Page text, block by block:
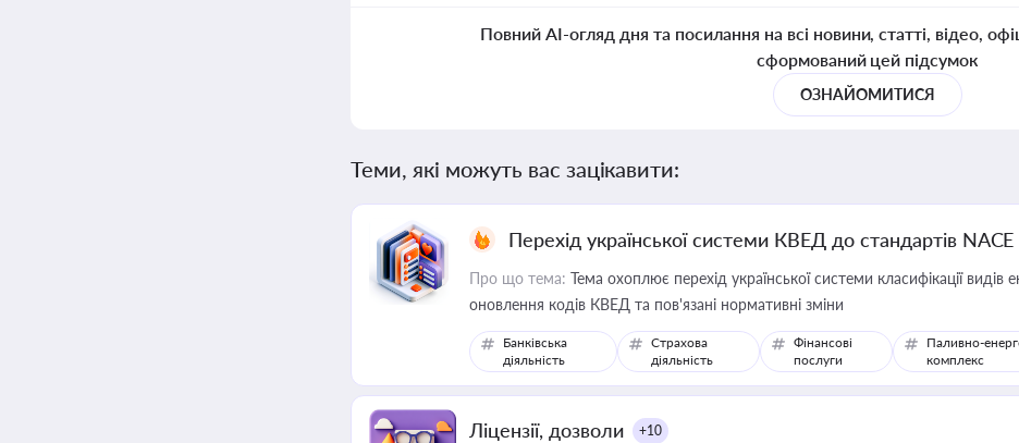
Повний AI-огляд дня та посилання на всі новини, статті, відео,
сформований цей підсумок
ОЗНАЙОМИТИСЯ
Теми, які можуть вас зацікавити:
Перехід української системи КВЕД до стандартів NACE
Про що тема: Тема охоплює перехід української системи класифікації видів
оновлення кодів КВЕД та пов'язані нормативні зміни
Банківська
діяльність
Страхова
діяльність
Фінансові
послуги
Паливно-
комплекс
Ліцензії, дозволи +10